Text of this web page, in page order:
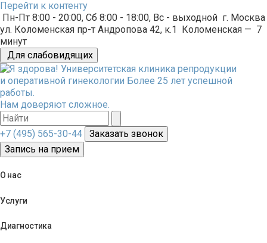
Перейти к контенту
Пн-Пт 8:00 - 20:00, Сб 8:00 - 18:00, Вс - выходной г. Москва
ул. Коломенская пр-т Андропова 42, к.1 Коломенская — 7
минут
Для слабовидящих
Университетская клиника репродукции
и оперативной гинекологии Более 25 лет успешной
работы.
Нам доверяют сложное.
+7 (495) 565-30-44
Заказать звонок
Запись на прием
О нас
Услуги
Диагностика